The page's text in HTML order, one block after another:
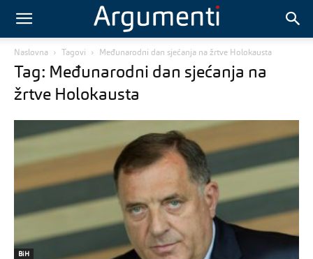
Naslovna Tagovi Međunarodni dan sjećanja na žrtve Holokausta
Tag: Međunarodni dan sjećanja na
žrtve Holokausta
BiH